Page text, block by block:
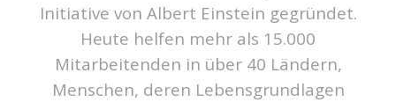
Initiative von Albert Einstein gegründet.
Heute helfen mehr als 15.000
Mitarbeitenden in über 40 Ländern,
Menschen, deren Lebensgrundlagen